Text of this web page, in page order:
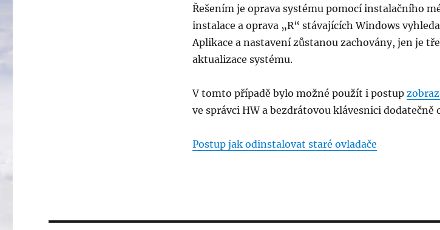
Řešením je oprava systému pomocí instalačního
instalace a oprava „R“ stávajících Windows
Aplikace a nastavení zůstanou zachovány, jen je
aktualizace systému.
V tomto případě bylo možné použít i postup
ve správci HW a bezdrátovou klávesnici dodatečně
Postup jak odinstalovat staré ovladače